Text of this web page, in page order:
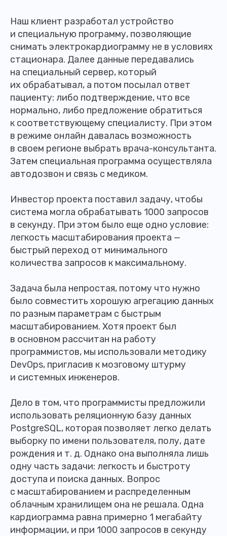
Наш клиент разработал устройство
и специальную программу, позволяющие
снимать электрокардиограмму не в условиях
стационара. Далее данные передавались
на специальный сервер, который
их обрабатывал, а потом посылал ответ
пациенту: либо подтверждение, что все
нормально, либо предложение обратиться
к соответствующему специалисту. При этом
в режиме онлайн давалась возможность
в своем регионе выбрать врача-консультанта.
Затем специальная программа осуществляла
автодозвон и связь с медиком.
Инвестор проекта поставил задачу, чтобы
система могла обрабатывать 1000 запросов
в секунду. При этом было еще одно условие:
легкость масштабирования проекта —
быстрый переход от минимального
количества запросов к максимальному.
Задача была непростая, потому что нужно
было совместить хорошую агрегацию данных
по разным параметрам с быстрым
масштабированием. Хотя проект был
в основном рассчитан на работу
программистов, мы использовали методику
DevOps, пригласив к мозговому штурму
и системных инженеров.
Дело в том, что программисты предложили
использовать реляционную базу данных
PostgreSQL, которая позволяет легко делать
выборку по имени пользователя, полу, дате
рождения и т. д. Однако она выполняла лишь
одну часть задачи: легкость и быстроту
доступа и поиска данных. Вопрос
с масштабированием и распределенным
облачным хранилищем она не решала. Одна
кардиограмма равна примерно 1 мегабайту
информации, и при 1000 запросов в секунду